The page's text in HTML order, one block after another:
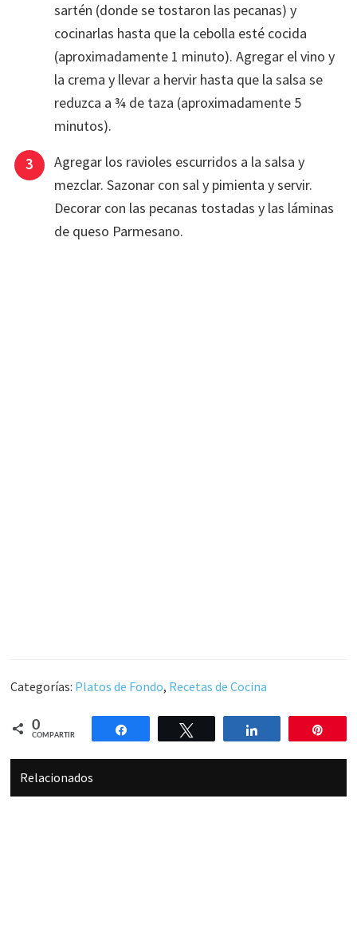
sartén (donde se tostaron las pecanas) y
cocinarlas hasta que la cebolla esté cocida
(aproximadamente 1 minuto). Agregar el vino y
la crema y llevar a hervir hasta que la salsa se
reduzca a ¾ de taza (aproximadamente 5
minutos).
Agregar los ravioles escurridos a la salsa y
mezclar. Sazonar con sal y pimienta y servir.
Decorar con las pecanas tostadas y las láminas
de queso Parmesano.
Categorías: Platos de Fondo, Recetas de Cocina
0
COMPARTIR
Compartir Compartir
Relacionados